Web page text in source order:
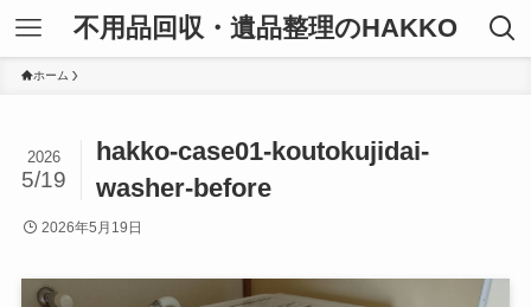
不用品回収・遺品整理のHAKKO
ホーム
hakko-case01-koutokujidai-
washer-before
2026
5/19
2026年5月19日